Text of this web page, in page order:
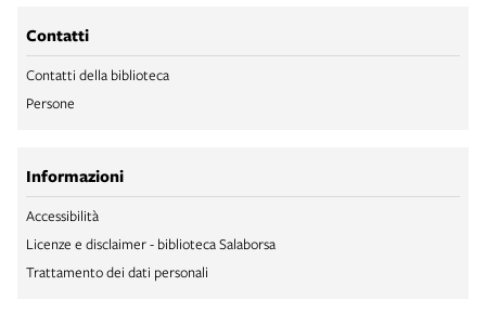
Contatti
Contatti della biblioteca
Persone
Informazioni
Accessibilità
Licenze e disclaimer - biblioteca Salaborsa
Trattamento dei dati personali